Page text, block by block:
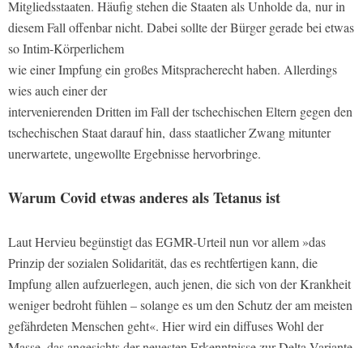
Mitgliedsstaaten. Häufig stehen die Staaten als Unholde da, nur in
diesem Fall offenbar nicht. Dabei sollte der Bürger gerade bei etwas
so Intim-Körperlichem
wie einer Impfung ein großes Mitspracherecht haben. Allerdings
wies auch einer der
intervenierenden Dritten im Fall der tschechischen Eltern gegen den
tschechischen Staat darauf hin, dass staatlicher Zwang mitunter
unerwartete, ungewollte Ergebnisse hervorbringe.
Warum Covid etwas anderes als Tetanus ist
Laut Hervieu begünstigt das EGMR-Urteil nun vor allem »das
Prinzip der sozialen Solidarität, das es rechtfertigen kann, die
Impfung allen aufzuerlegen, auch jenen, die sich von der Krankheit
weniger bedroht fühlen – solange es um den Schutz der am meisten
gefährdeten Menschen geht«. Hier wird ein diffuses Wohl der